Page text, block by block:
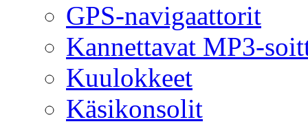
GPS-navigaattorit
Kannettavat MP3-
Kuulokkeet
Käsikonsolit